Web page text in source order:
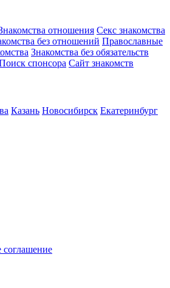
отношения Секс знакомства
без отношений Православные
Знакомства без обязательств
спонсора Сайт знакомств
Казань Новосибирск Екатеринбург
соглашение